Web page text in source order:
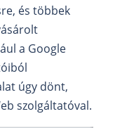
és többek
a Google
úgy dönt,
szolgáltatóval.